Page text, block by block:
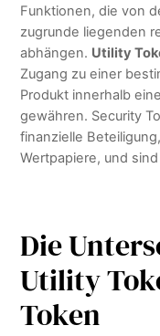
Funktionen, die von
zugrunde liegenden
abhängen. Utility
Zugang zu einer
Produkt innerhalb
gewähren. Security
finanzielle
Wertpapiere, und
Die
Utility
Token